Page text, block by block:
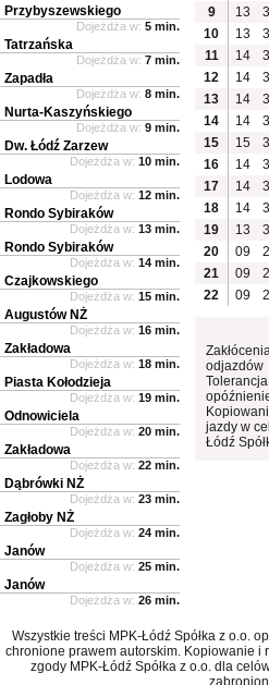
9
13
10
13
11
14
12
14
13
14
14
14
15
15
16
14
17
14
18
14
19
13
20
09
21
09
22
09
odjazdów
jazdy w
Łódź
Przybyszewskiego
Dojeżdża w: 5 min.
Tatrzańska
Dojeżdża w: 7 min.
Zapadła
Dojeżdża w: 8 min.
Nurta-Kaszyńskiego
Dojeżdża w: 9 min.
Dw. Łódź Zarzew
Dojeżdża w: 10 min.
Lodowa
Dojeżdża w: 12 min.
Rondo Sybiraków
Dojeżdża w: 13 min.
Rondo Sybiraków
Dojeżdża w: 14 min.
Czajkowskiego
Dojeżdża w: 15 min.
Augustów NŻ
Dojeżdża w: 16 min.
Zakładowa
Dojeżdża w: 18 min.
Piasta Kołodzieja
Dojeżdża w: 19 min.
Odnowiciela
Dojeżdża w: 20 min.
Zakładowa
Dojeżdża w: 22 min.
Dąbrówki NŻ
Dojeżdża w: 23 min.
Zagłoby NŻ
Dojeżdża w: 24 min.
Janów
Dojeżdża w: 25 min.
Janów
Dojeżdża w: 26 min.
Wszystkie treści MPK-Łódź Spółka z o.o.
chronione prawem autorskim. Kopiowanie i
zgody MPK-Łódź Spółka z o.o. dla